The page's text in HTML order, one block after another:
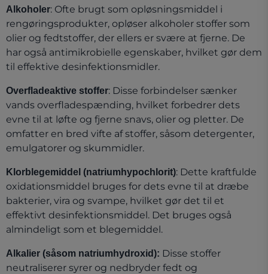
Alkoholer: Ofte brugt som opløsningsmiddel i
rengøringsprodukter, opløser alkoholer stoffer som
olier og fedtstoffer, der ellers er svære at fjerne. De
har også antimikrobielle egenskaber, hvilket gør dem
til effektive desinfektionsmidler.
Overfladeaktive stoffer: Disse forbindelser sænker
vands overfladespænding, hvilket forbedrer dets
evne til at løfte og fjerne snavs, olier og pletter. De
omfatter en bred vifte af stoffer, såsom detergenter,
emulgatorer og skummidler.
Klorblegemiddel (natriumhypochlorit): Dette kraftfulde
oxidationsmiddel bruges for dets evne til at dræbe
bakterier, vira og svampe, hvilket gør det til et
effektivt desinfektionsmiddel. Det bruges også
almindeligt som et blegemiddel.
Alkalier (såsom natriumhydroxid): Disse stoffer
neutraliserer syrer og nedbryder fedt og